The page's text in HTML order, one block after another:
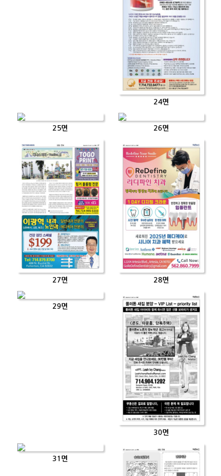
24면
25면 26면
27면 28면
29면
30면
31면